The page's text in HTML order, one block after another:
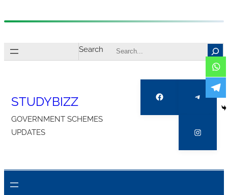
to
Search
STUDYBIZZ
GOVERNMENT SCHEMES
UPDATES
Facebook